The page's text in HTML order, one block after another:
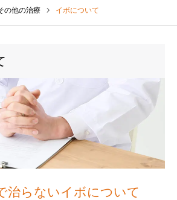
の他の治療 イボについて
治らないイボについて